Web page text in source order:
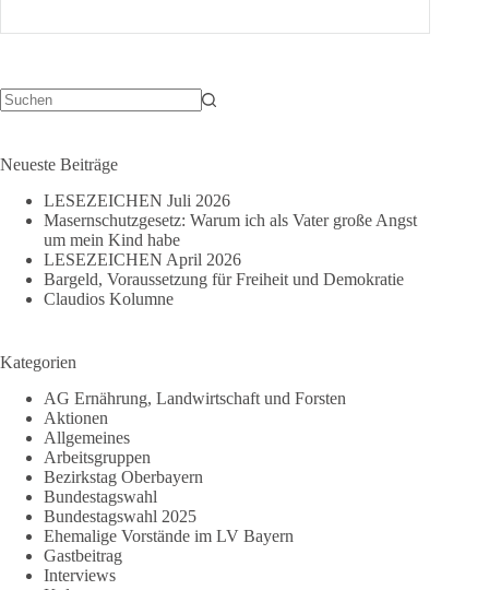
“dieBasis”
Neueste Beiträge
LESEZEICHEN Juli 2026
Masernschutzgesetz: Warum ich als Vater große Angst
um mein Kind habe
LESEZEICHEN April 2026
Bargeld, Voraussetzung für Freiheit und Demokratie
Claudios Kolumne
Kategorien
AG Ernährung, Landwirtschaft und Forsten
Aktionen
Allgemeines
Arbeitsgruppen
Bezirkstag Oberbayern
Bundestagswahl
Bundestagswahl 2025
Ehemalige Vorstände im LV Bayern
Gastbeitrag
Interviews